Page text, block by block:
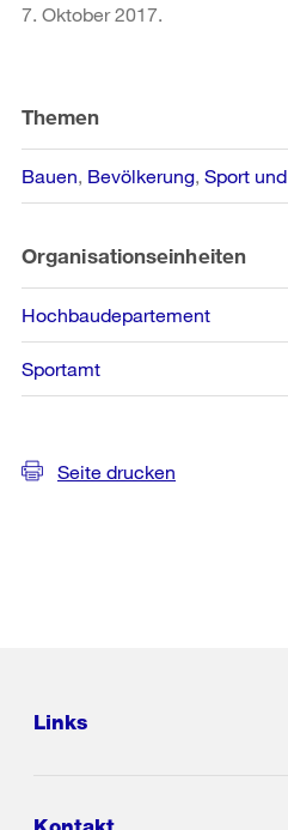
7. Oktober 2017.
Informationen
Themen
Bauen Bevölkerung Sport
Organisationseinheiten
Hochbaudepartement
Sportamt
Seite drucken
Links